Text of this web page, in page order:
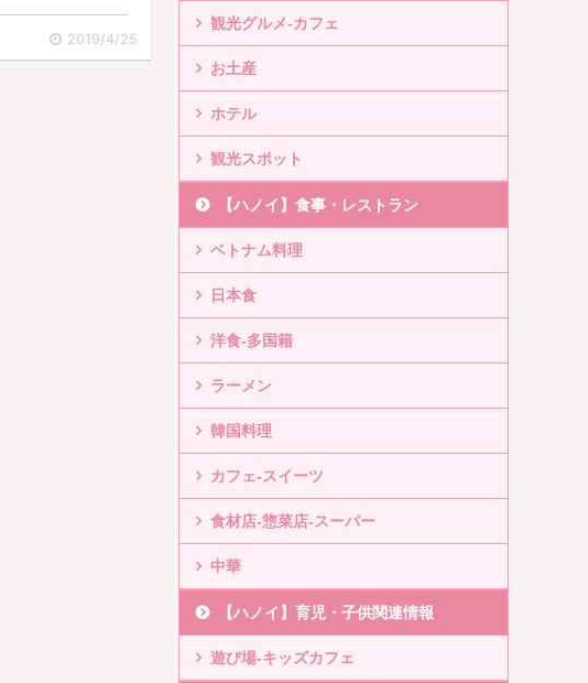
2019/4/25
観光グルメ-カフェ
お土産
ホテル
観光スポット
【ハノイ】食事・レストラン
ベトナム料理
日本食
洋食-多国籍
ラーメン
韓国料理
カフェ-スイーツ
食材店-惣菜店-スーパー
中華
【ハノイ】育児・子供関連情報
遊び場-キッズカフェ